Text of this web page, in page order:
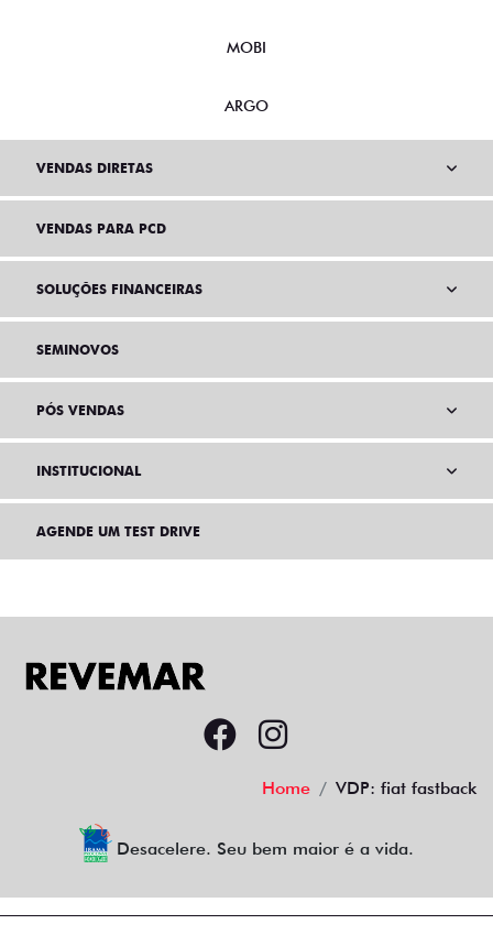
MOBI
ARGO
VENDAS DIRETAS
VENDAS PARA PCD
SOLUÇÕES FINANCEIRAS
SEMINOVOS
PÓS VENDAS
INSTITUCIONAL
AGENDE UM TEST DRIVE
Home VDP: fiat fastback
Desacelere. Seu bem maior é a vida.